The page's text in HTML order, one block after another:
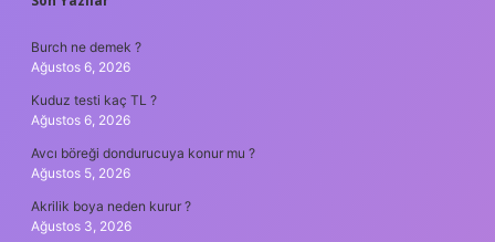
SIDEBAR
Burch ne demek ?
Ağustos 6, 2026
Kuduz testi kaç TL ?
Ağustos 6, 2026
Avcı böreği dondurucuya konur mu ?
Ağustos 5, 2026
Akrilik boya neden kurur ?
Ağustos 3, 2026